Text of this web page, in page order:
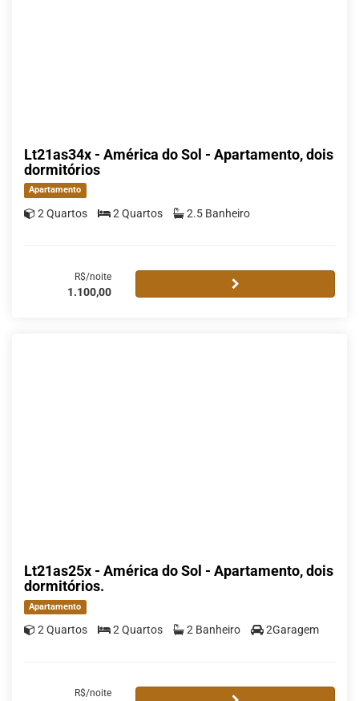
Lt21as34x - América do Sol - Apartamento, dois
dormitórios
Apartamento
2 Quartos 2 Quartos 2.5 Banheiro
R$/noite
1.100,00
Lt21as25x - América do Sol - Apartamento, dois
dormitórios.
Apartamento
2 Quartos 2 Quartos 2 Banheiro 2Garagem
R$/noite